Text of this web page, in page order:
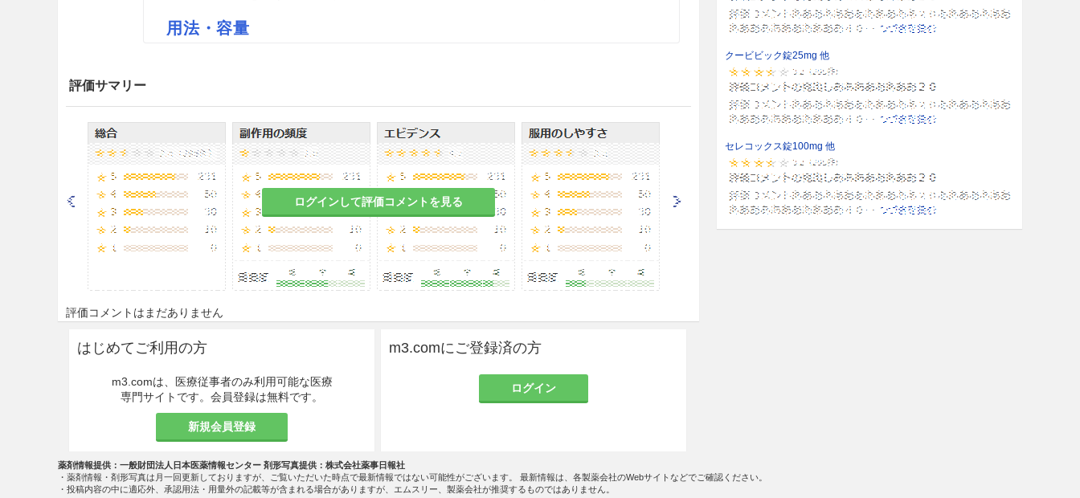
用法・容量
重要な基本的注意
8.1
大量又は長期にわたる広範囲の使用、密封法（ODT）等により、副腎皮質ステ
ロイド剤を全身的投与した場合と同様な症状があらわれることがある。［9.5、9.
7、9.8参照］
眼瞼皮膚への使用に際しては眼圧亢進、緑内障を起こすことがあるので注意す
ること。
慎重投与
9.5 妊婦
妊婦又は妊娠している可能性のある女性には大量又は長期にわたる広範囲の使用
を避けること。［8.1参照］
9.7 小児等
長期・大量使用又は密封法（ODT）により発育障害を来すおそれがある。また、
おむつは密封法（ODT）と同様の作用があるので注意すること。［8.1参照］
評価サマリー
ログインして評価コメントを見る
評価コメントはまだありません
はじめてご利用の方
m3.comは、医療従事者のみ利用可能な医療
専門サイトです。会員登録は無料です。
新規会員登録
m3.comにご登録済の方
ログイン
クービビック錠25mg 他
セレコックス錠100mg 他
薬剤情報提供：一般財団法人日本医薬情報センター 剤形写真提供：株式会社薬事日報社
・薬剤情報・剤形写真は月一回更新しておりますが、ご覧いただいた時点で最新情報ではない可能性がございます。 最新情報は、各製薬会社のWebサイトなどでご確認ください。
・投稿内容の中に適応外、承認用法・用量外の記載等が含まれる場合がありますが、エムスリー、製薬会社が推奨するものではありません。